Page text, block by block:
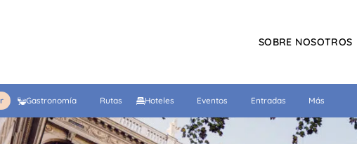
SOBRE NOSOTROS
Gastronomía Rutas Hoteles Eventos Entradas Más